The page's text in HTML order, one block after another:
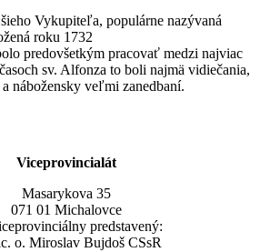
Vykupiteľa, populárne nazývaná
roku 1732
predovšetkým pracovať medzi najviac
sv. Alfonza to boli najmä vidiečania,
nábožensky veľmi zanedbaní.
Viceprovincialát
Masarykova 35
071 01 Michalovce
predstavený:
o. Miroslav Bujdoš CSsR